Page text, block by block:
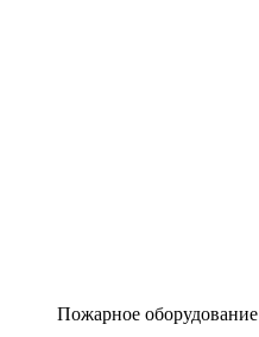
Пожарное оборудование